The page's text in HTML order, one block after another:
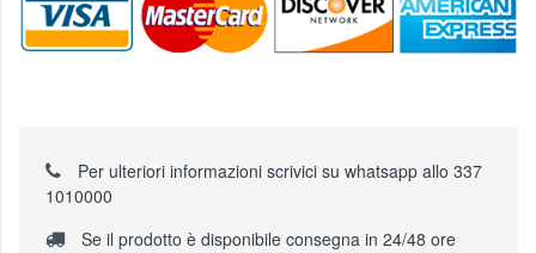
Per ulteriori informazioni scrivici su whatsapp allo 337
1010000
Se il prodotto è disponibile consegna in 24/48 ore